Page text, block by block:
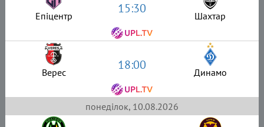
Епіцентр 15:30 Шахтар
Верес 18:00 Динамо
понеділок, 10.08.2026